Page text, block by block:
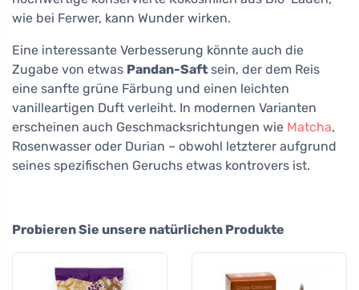
wie bei Ferwer, kann Wunder wirken.
Eine interessante Verbesserung könnte auch die
Zugabe von etwas Pandan-Saft sein, der dem Reis
eine sanfte grüne Färbung und einen leichten
vanilleartigen Duft verleiht. In modernen Varianten
erscheinen auch Geschmacksrichtungen wie Matcha,
Rosenwasser oder Durian – obwohl letzterer aufgrund
seines spezifischen Geruchs etwas kontrovers ist.
Probieren Sie unsere natürlichen Produkte